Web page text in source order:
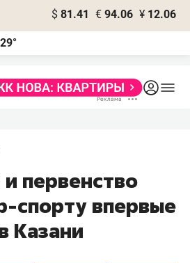
$ 81.41 € 94.06 ¥ 12.06
29°
первенство
спорту впервые
Казани